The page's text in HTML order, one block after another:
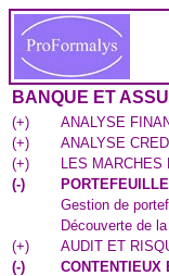
BANQUE ET
(+)
ANALYSE
(+)
ANALYSE
(+)
LES MARCHES
(-)
Gestion de
Découverte de
(+)
AUDIT ET
(-)
CONTENTIEUX